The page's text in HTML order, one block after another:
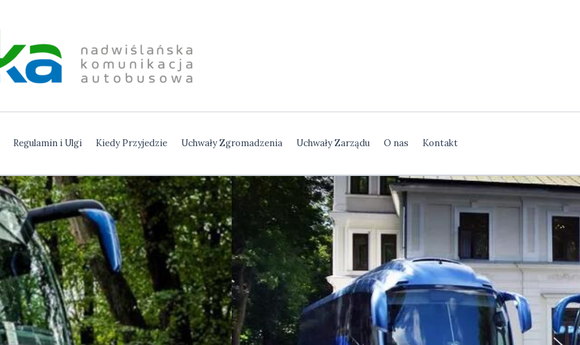
Regulamin i Ulgi Kiedy Przyjedzie Uchwały Zgromadzenia Uchwały Zarządu O nas Kontakt